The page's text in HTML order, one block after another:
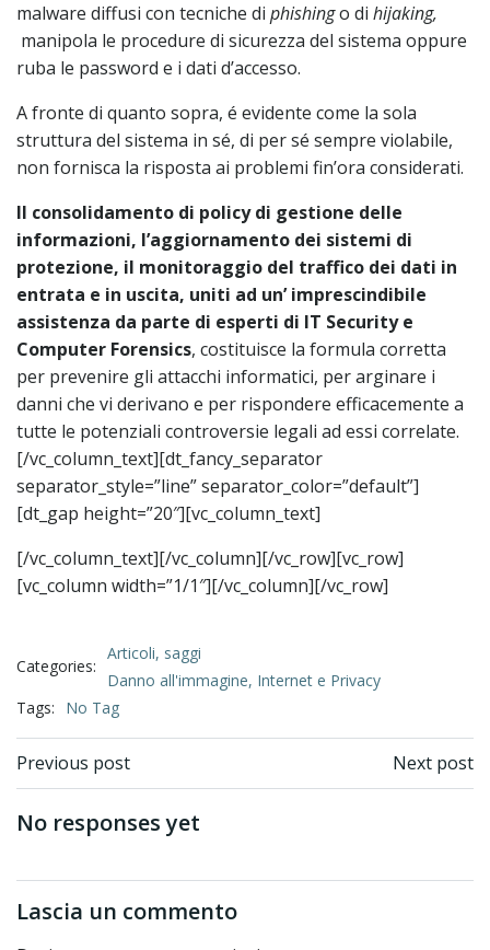
malware diffusi con tecniche di phishingo di hijaking,
manipola le procedure di sicurezza del sistema oppure
ruba le password e i dati d’accesso.
A fronte di quanto sopra, é evidente come la sola
struttura del sistema in sé, di per sé sempre violabile,
non fornisca la risposta ai problemi fin’ora considerati.
Il consolidamento di policy di gestione delle
informazioni, l’aggiornamento dei sistemi di
protezione, il monitoraggio del traffico dei dati in
entrata e in uscita, uniti ad un’ imprescindibile
assistenza da parte di esperti di IT Security e
Computer Forensics, costituisce la formula corretta
per prevenire gli attacchi informatici, per arginare i
danni che vi derivano e per rispondere efficacemente a
tutte le potenziali controversie legali ad essi correlate.
[/vc_column_text][dt_fancy_separator
separator_style=”line” separator_color=”default”]
[dt_gap height=”20″][vc_column_text]
[/vc_column_text][/vc_column][/vc_row][vc_row]
[vc_column width=”1/1″][/vc_column][/vc_row]
Categories:
Articoli, saggi
Danno all'immagine, Internet e Privacy
Tags:
No Tag
Previous post Next post
No responses yet
Lascia un commento